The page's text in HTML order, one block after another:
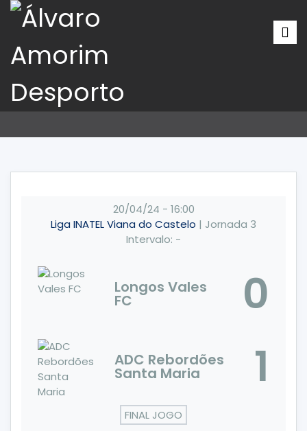
20/04/24 - 16:00
Liga INATEL Viana do Castelo | Jornada 3
Intervalo: -
Longos Vales
FC 0
ADC Rebordões
Santa Maria 1
FINAL JOGO